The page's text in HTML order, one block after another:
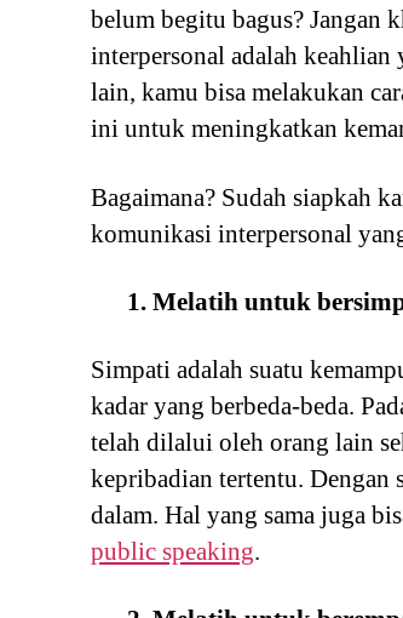
belum begitu bagus? Jangan
interpersonal adalah keahlian
lain, kamu bisa melakukan
ini untuk meningkatkan
Bagaimana? Sudah siapkah
komunikasi interpersonal
1. Melatih untuk
Simpati adalah suatu
kadar yang berbeda-beda.
telah dilalui oleh orang lain
kepribadian tertentu. Dengan
dalam. Hal yang sama juga
public speaking.